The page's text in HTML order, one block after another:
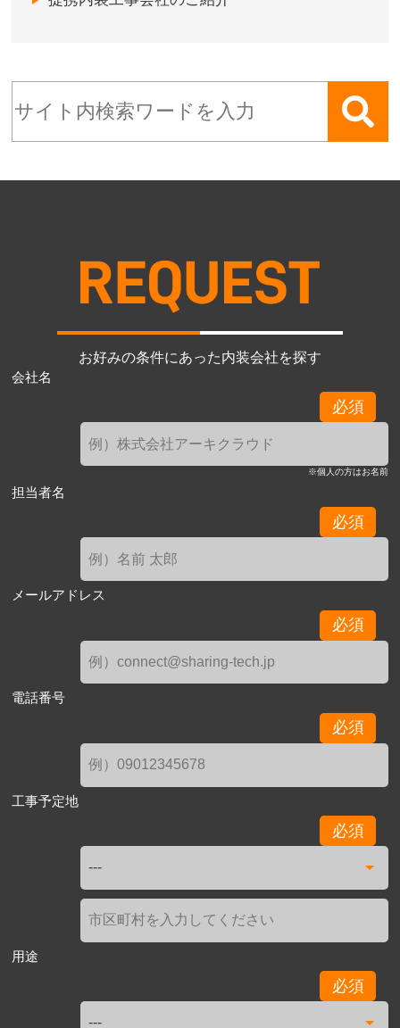
お好みの条件にあった内装会社を探す
会社名
必須
※個人の方はお名前
担当者名
必須
メールアドレス
必須
電話番号
必須
工事予定地
必須
用途
必須